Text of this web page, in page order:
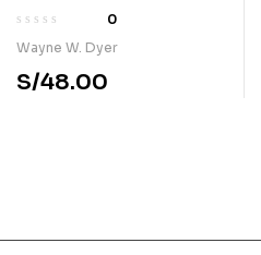
Recuerdos
asombrosos que los
mundo espiritual
0
Wayne W. Dyer
S/48.00